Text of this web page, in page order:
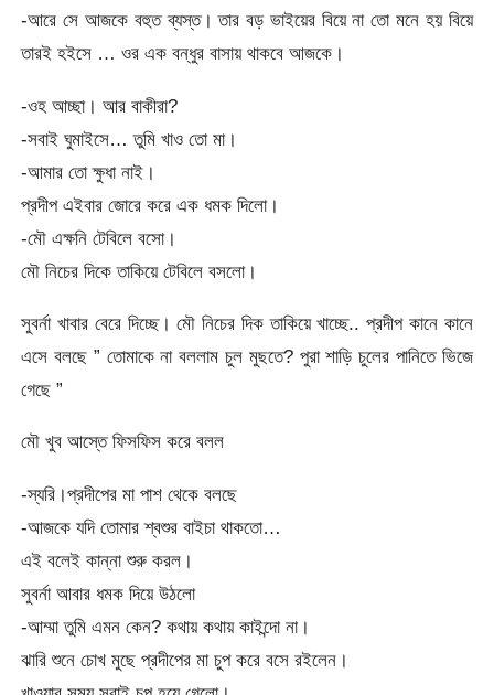
-আরে সে আজকে বহুত ব্যস্ত। তার বড় ভাইয়ের বিয়ে না তো মনে হয় বিয়ে
তারই হইসে … ওর এক বন্ধুর বাসায় থাকবে আজকে।
-ওহ আচ্ছা। আর বাকীরা?
-সবাই ঘুমাইসে… তুমি খাও তো মা।
-আমার তো ক্ষুধা নাই।
প্রদীপ এইবার জোরে করে এক ধমক দিলো।
-মৌ এক্ষনি টেবিলে বসো।
মৌ নিচের দিকে তাকিয়ে টেবিলে বসলো।
সুবর্না খাবার বেরে দিচ্ছে। মৌ নিচের দিক তাকিয়ে খাচ্ছে.. প্রদীপ কানে কানে
এসে বলছে ” তোমাকে না বললাম চুল মুছতে? পুরা শাড়ি চুলের পানিতে ভিজে
গেছে ”
মৌ খুব আস্তে ফিসফিস করে বলল
-স্যরি।প্রদীপের মা পাশ থেকে বলছে
-আজকে যদি তোমার শ্বশুর বাইচা থাকতো…
এই বলেই কান্না শুরু করল।
সুবর্না আবার ধমক দিয়ে উঠলো
-আম্মা তুমি এমন কেন? কথায় কথায় কাইন্দো না।
ঝারি শুনে চোখ মুছে প্রদীপের মা চুপ করে বসে রইলেন।